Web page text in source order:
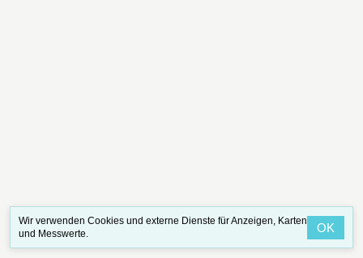
Wir verwenden Cookies und externe Dienste für Anzeigen, Karten
und Messwerte.
OK